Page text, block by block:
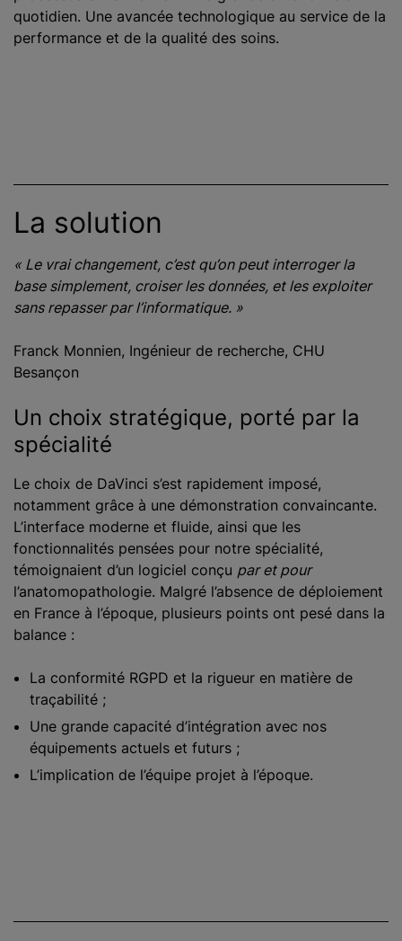
quotidien. Une avancée technologique au service de la
performance et de la qualité des soins.
La solution
« Le vrai changement, c’est qu’on peut interroger la
base simplement, croiser les données, et les exploiter
sans repasser par l’informatique. »
Franck Monnien, Ingénieur de recherche, CHU
Besançon
Un choix stratégique, porté par la
spécialité
Le choix de DaVinci s’est rapidement imposé,
notamment grâce à une démonstration convaincante.
L’interface moderne et fluide, ainsi que les
fonctionnalités pensées pour notre spécialité,
témoignaient d’un logiciel conçu par et pour
l’anatomopathologie. Malgré l’absence de déploiement
en France à l’époque, plusieurs points ont pesé dans la
balance :
La conformité RGPD et la rigueur en matière de
traçabilité ;
Une grande capacité d’intégration avec nos
équipements actuels et futurs ;
L’implication de l’équipe projet à l’époque.